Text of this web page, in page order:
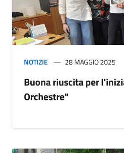
NOTIZIE 28 MAGGIO 2025
Buona riuscita per
Orchestre"